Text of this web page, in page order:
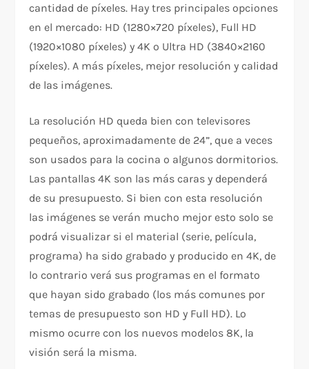
cantidad de píxeles. Hay tres principales opciones
en el mercado: HD (1280×720 píxeles), Full HD
(1920×1080 píxeles) y 4K o Ultra HD (3840×2160
píxeles). A más píxeles, mejor resolución y calidad
de las imágenes.
La resolución HD queda bien con televisores
pequeños, aproximadamente de 24”, que a veces
son usados para la cocina o algunos dormitorios.
Las pantallas 4K son las más caras y dependerá
de su presupuesto. Si bien con esta resolución
las imágenes se verán mucho mejor esto solo se
podrá visualizar si el material (serie, película,
programa) ha sido grabado y producido en 4K, de
lo contrario verá sus programas en el formato
que hayan sido grabado (los más comunes por
temas de presupuesto son HD y Full HD). Lo
mismo ocurre con los nuevos modelos 8K, la
visión será la misma.